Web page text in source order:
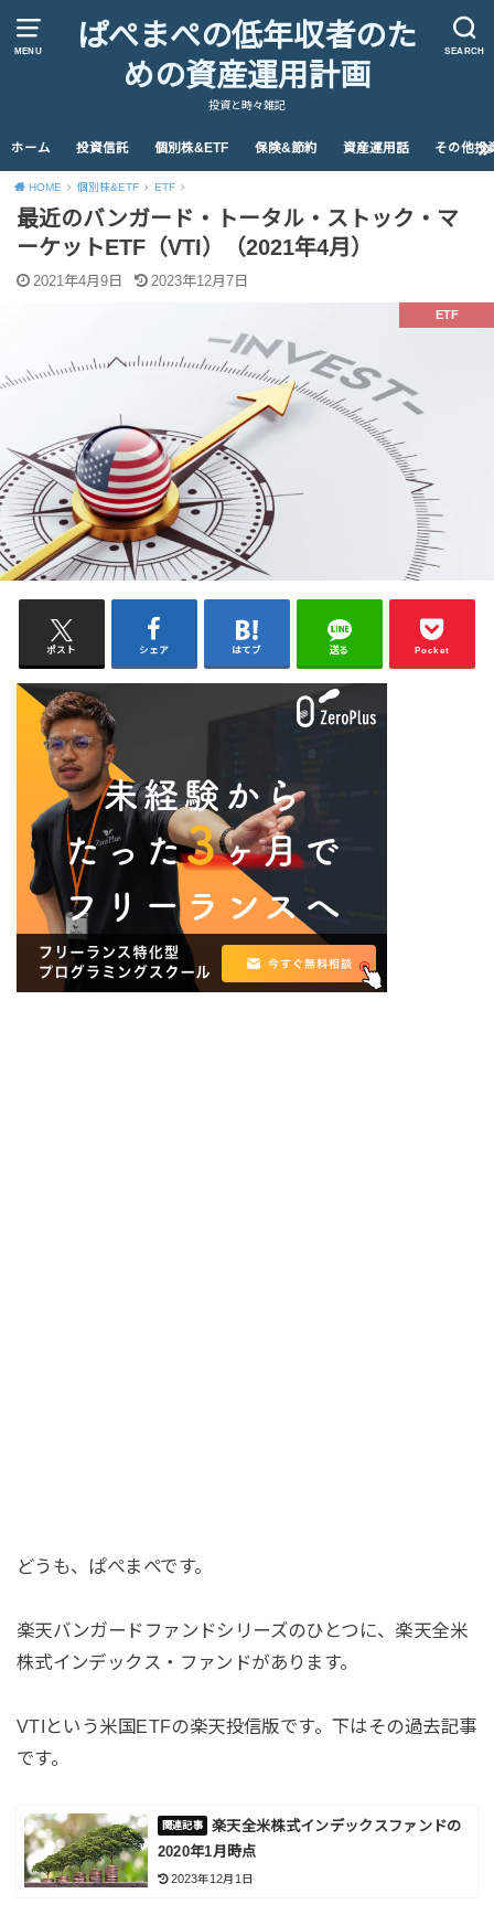
MENU SEARCH
ぱぺまぺの低年収者のた
めの資産運用計画
投資と時々雑記
ホーム 投資信託 個別株&ETF 保険&節約 資産運用話 その他投
HOME 個別株&ETF ETF
最近のバンガード・トータル・ストック・マ
ーケットETF（VTI）（2021年4月）
2021年4月9日 2023年12月7日
ETF
ポスト シェア はてブ 送る Pocket
どうも、ぱぺまぺです。
楽天バンガードファンドシリーズのひとつに、楽天全米
株式インデックス・ファンドがあります。
VTIという米国ETFの楽天投信版です。下はその過去記事
です。
楽天全米株式インデックスファンドの
2020年1月時点
2023年12月1日